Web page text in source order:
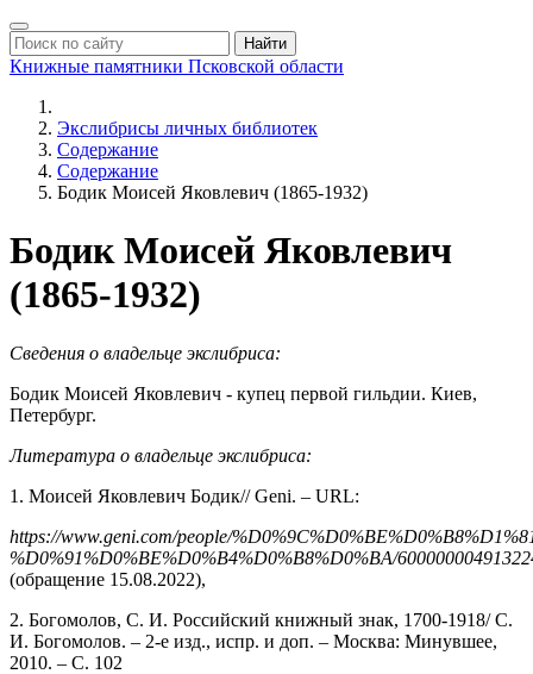
Найти
Книжные памятники Псковской области
Экслибрисы личных библиотек
Содержание
Содержание
Бодик Моисей Яковлевич (1865-1932)
Бодик Моисей Яковлевич
(1865-1932)
Сведения о владельце экслибриса:
Бодик Моисей Яковлевич - купец первой гильдии. Киев,
Петербург.
Литература о владельце экслибриса:
1. Моисей Яковлевич Бодик// Geni. – URL:
https://www.geni.com/people/
%D0%91%D0%BE%D0%B4%D0%B8%D0%BA/
(обращение 15.08.2022),
2. Богомолов, С. И. Российский книжный знак, 1700-1918/ С.
И. Богомолов. – 2-е изд., испр. и доп. – Москва: Минувшее,
2010. – С. 102